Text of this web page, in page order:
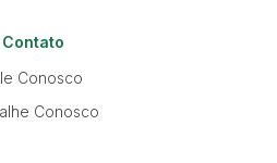
Contato
Conosco
Conosco